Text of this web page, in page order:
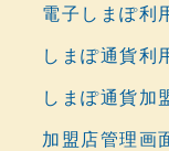
電子しまぽ利
しまぽ通貨利
しまぽ通貨加
加盟店管理画